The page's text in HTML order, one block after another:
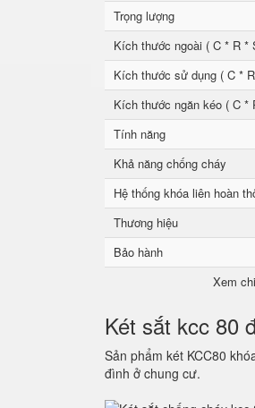
Trọng lượng
Kích thước ngoài ( C * R *
Kích thước sử dụng ( C *
Kích thước ngăn kéo ( C *
Tính năng
Khả năng chống cháy
Hệ thống khóa liên hoàn
Thương hiệu
Bảo hành
Xem
Két sắt kcc 80
Sản phẩm két KCC80
đình ở chung cư.